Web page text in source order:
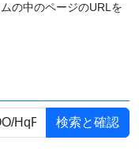
の中のページのURLを